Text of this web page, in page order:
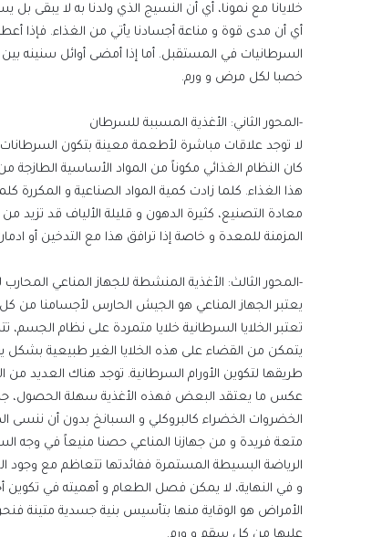
خلايانا مع نمونا، أي أن النسيج الذي ولدنا به لا يبقى بل
أي أن مدى قوة و مناعة أجسادنا يأتي من الغذاء. فإذا
السرطانيات في المستقبل. أما إذا أمضى أوائل سنينه
خصبا لكل مرض و ورم.
-المحور الثاني: الأغذية المسببة للسرطان
لا توجد علاقات مباشرة لأطعمة معينة بتكون
كان النظام الغذائي مكوناً من المواد الأساسية الطازجة
هذا الغذاء. كلما زادت كمية المواد الصناعية و المكررة
معادة التصنيع، كثيرة الدهون و قليلة الألياف قد تزيد
المزمنة للمعدة و خاصة إذا ترافق هذا مع التدخين أو
-المحور الثالث: الأغذية المنشطة للجهاز المناعي
يعتبر الجهاز المناعي هو الجيش الحارس لأجسامنا من كل
تعتبر الخلايا السرطانية خلايا متمردة على نظام الجسم،
يتمكن من القضاء على هذه الخلايا الغير طبيعية
طريقها لتكوين الأورام السرطانية. توجد هناك العديد
عكس ما يعتقد البعض فهذه الأغذية سهلة الحصول،
الخضروات الخضراء كالبروكلي و السبانخ بدون أن ننسى
متعة فريدة و من جهازنا المناعي حصنا منيعاً في وجه
الرياضة البسيطة المستمرة ففائدتها تتعاظم مع وجود
و في النهاية، لا يمكن فصل الطعام و أهميته في
الأمراض هو الوقاية منها بتأسيس بنية جسدية متينة